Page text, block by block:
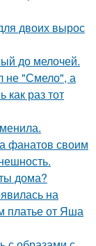
двоих вырос
до мелочей.
не "Смело", а
как раз тот
фанатов своим
дома?
на
платье от Яша